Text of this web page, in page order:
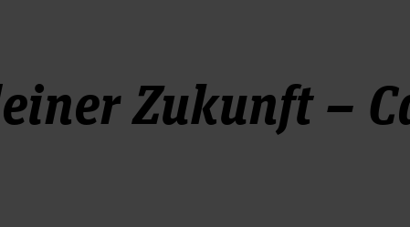
Zukunft –